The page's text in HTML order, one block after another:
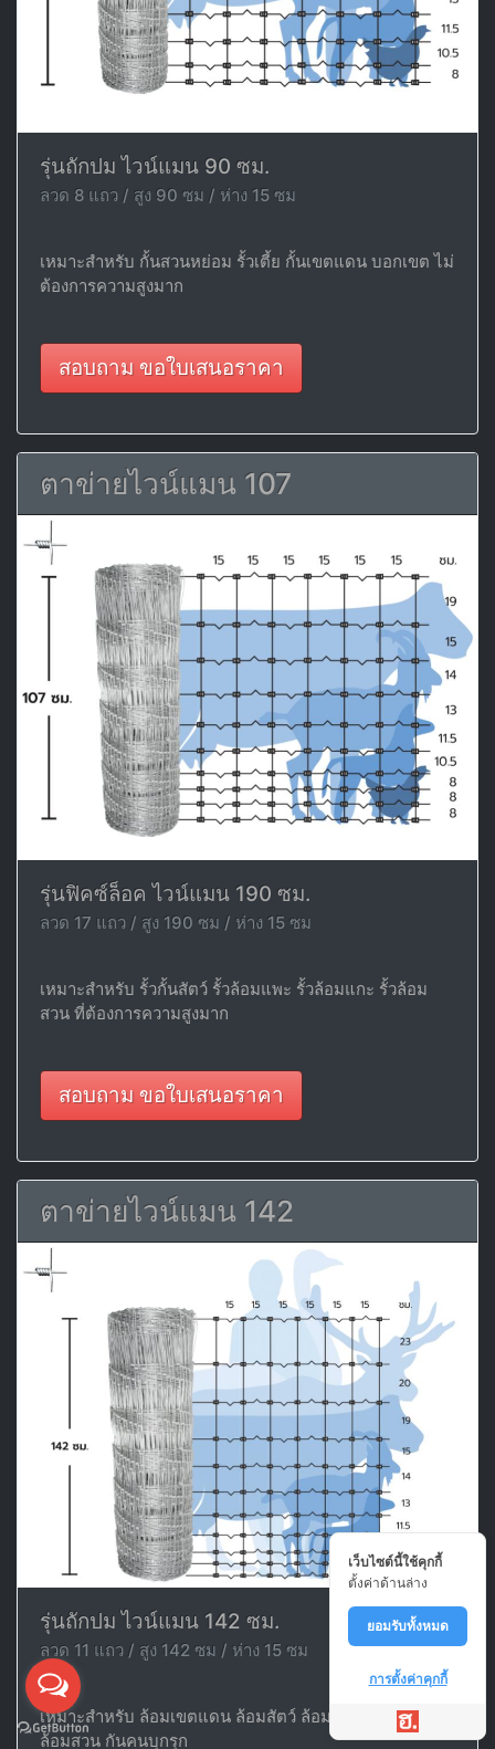
รุ่นถักปม ไวน์แมน 90 ซม.
ลวด 8 แถว / สูง 90 ซม / ห่าง 15 ซม
เหมาะสำหรับ กั้นสวนหย่อม รั้วเตี้ย กั้นเขตแดน บอกเขต ไม่
ต้องการความสูงมาก
สอบถาม ขอใบเสนอราคา
ตาข่ายไวน์แมน 107
รุ่นฟิคซ์ล็อค ไวน์แมน 190 ซม.
ลวด 17 แถว / สูง 190 ซม / ห่าง 15 ซม
เหมาะสำหรับ รั้วกั้นสัตว์ รั้วล้อมแพะ รั้วล้อมแกะ รั้วล้อม
สวน ที่ต้องการความสูงมาก
สอบถาม ขอใบเสนอราคา
ตาข่ายไวน์แมน 142
รุ่นถักปม ไวน์แมน 142 ซม.
ลวด 11 แถว / สูง 142 ซม / ห่าง 15 ซม
เหมาะสำหรับ ล้อมเขตแดน ล้อมสัตว์ ล้อมพื้นที่ ล้อมบ้าน
ล้อมสวน กันคนบุกรุก
เว็บไซต์นี้ใช้คุกกี้
ตั้งค่าด้านล่าง
ยอมรับทั้งหมด
การตั้งค่าคุกกี้